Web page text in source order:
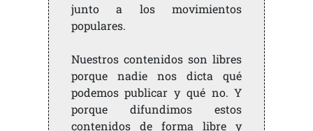
junto a los movimientos
populares.
Nuestros contenidos son libres
porque nadie nos dicta qué
podemos publicar y qué no. Y
porque difundimos estos
contenidos de forma libre y